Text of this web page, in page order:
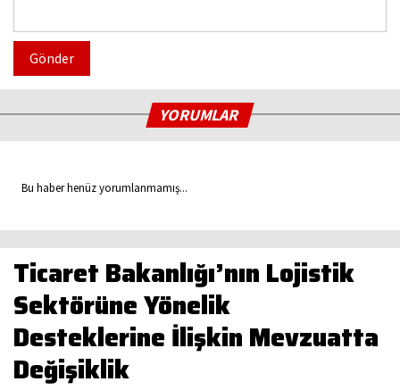
Gönder
YORUMLAR
Bu haber henüz yorumlanmamış...
Ticaret Bakanlığı’nın Lojistik
Sektörüne Yönelik
Desteklerine İlişkin Mevzuatta
Değişiklik